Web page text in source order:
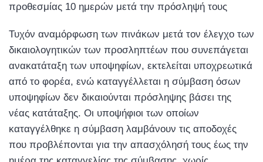
προθεσμίας 10 ημερών μετά την πρόσληψή τους
Τυχόν αναµόρφωση των πινάκων μετά τον έλεγχο των
δικαιολογητικών των προσληπτέων που συνεπάγεται
ανακατάταξη των υποψηφίων, εκτελείται υποχρεωτικά
από το φορέα, ενώ καταγγέλλεται η σύμβαση όσων
υποψηφίων δεν δικαιούνται πρόσληψης βάσει της
νέας κατάταξης. Οι υποψήφιοι των οποίων
καταγγέλθηκε η σύμβαση λαμβάνουν τις αποδοχές
που προβλέπονται για την απασχόλησή τους έως την